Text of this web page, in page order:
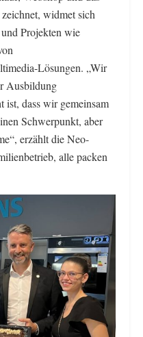
widmet sich
Projekten wie
Lösungen. „Wir
Ausbildung
ist, dass wir gemeinsam
Schwerpunkt, aber
erzählt die Neo-
alle packen